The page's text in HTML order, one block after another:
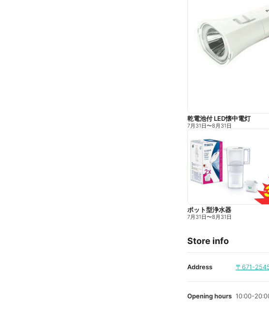
乾電池付 LED懐中電灯
7月31日〜8月31日
ポット型浄水器
7月31日〜8月31日
Store info
Address 〒671-
Opening hours 10:00-